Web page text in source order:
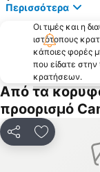
Περισσότερα
Οι τιμές και η
ιστότοπους
κάποιες φορές
που είδατε
κρατήσεων.
Από τα
προορισμό
ΚοινοποίησηΠροσθήκη